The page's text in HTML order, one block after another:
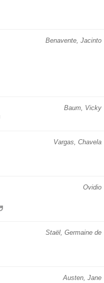
Benavente, Jacinto
Baum, Vicky
Vargas, Chavela
Ovidio
Staël, Germaine de
Austen, Jane